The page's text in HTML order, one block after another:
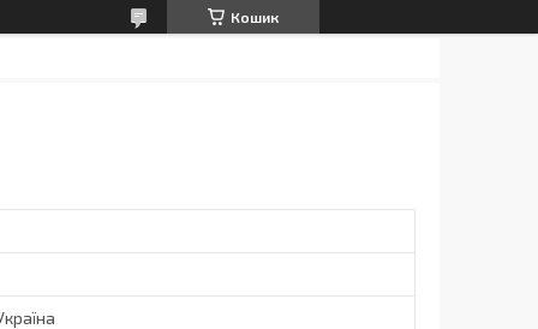
Кошик